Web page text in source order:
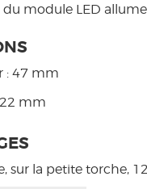
module LED
: 47 mm
mm
sur la petite torche,